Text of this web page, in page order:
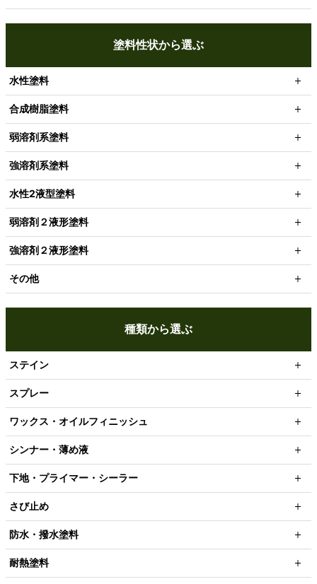
塗料性状から選ぶ
水性塗料
合成樹脂塗料
弱溶剤系塗料
強溶剤系塗料
水性2液型塗料
弱溶剤２液形塗料
強溶剤２液形塗料
その他
種類から選ぶ
ステイン
スプレー
ワックス・オイルフィニッシュ
シンナー・薄め液
下地・プライマー・シーラー
さび止め
防水・撥水塗料
耐熱塗料